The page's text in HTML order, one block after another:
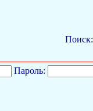
Поиск:
Пароль: